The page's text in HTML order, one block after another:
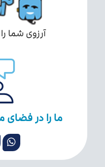
آرزوی شما
ما را در فضای